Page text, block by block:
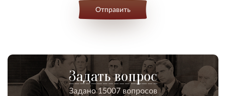
Отправить
Задать вопрос
Задано 15007 вопросов